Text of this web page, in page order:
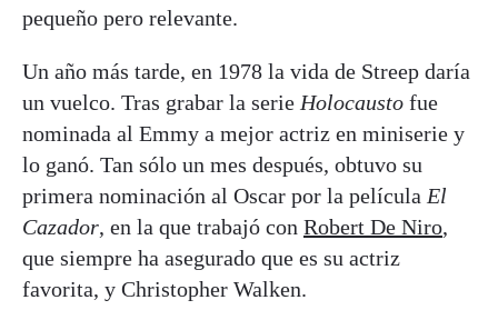
pequeño pero relevante.
Un año más tarde, en 1978 la vida de Streep daría
un vuelco. Tras grabar la serie Holocausto fue
nominada al Emmy a mejor actriz en miniserie y
lo ganó. Tan sólo un mes después, obtuvo su
primera nominación al Oscar por la película El
Cazador, en la que trabajó con Robert De Niro,
que siempre ha asegurado que es su actriz
favorita, y Christopher Walken.